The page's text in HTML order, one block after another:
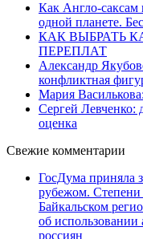
Как Англо-
одной планете.
КАК ВЫБРАТЬ
ПЕРЕПЛАТ
Александр
конфликтная
Мария
Сергей Левченко:
оценка
Свежие комментарии
ГосДума приняла
рубежом. Степени
Байкальском
об
россиян